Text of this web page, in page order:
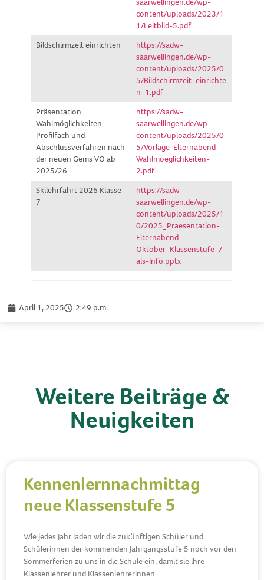
content/uploads/2023/1
1/Leitbild-5.pdf
Bildschirmzeit einrichten
https://sadw-
saarwellingen.de/wp-
content/uploads/2025/0
5/Bildschirmzeit_einrichte
n_1.pdf
Präsentation
Wahlmöglichkeiten
Profilfach und
Abschlussverfahren nach
der neuen Gems VO ab
2025/26
https://sadw-
saarwellingen.de/wp-
content/uploads/2025/0
5/Vorlage-Elternabend-
Wahlmoeglichkeiten-
2.pdf
Skilehrfahrt 2026 Klasse
7
https://sadw-
saarwellingen.de/wp-
content/uploads/2025/1
0/2025_Praesentation-
Elternabend-
Oktober_Klassenstufe-7-
als-Info.pptx
April 1, 2025 2:49 p.m.
Weitere Beiträge &
Neuigkeiten
Kennenlernnachmittag
neue Klassenstufe 5
Wie jedes Jahr laden wir die zukünftigen Schüler und
Schülerinnen der kommenden Jahrgangsstufe 5 noch vor den
Sommerferien zu uns in die Schule ein, damit sie ihre
Klassenlehrer und Klassenlehrerinnen